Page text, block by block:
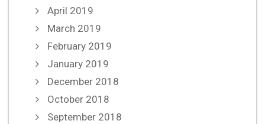
April 2019
March 2019
February 2019
January 2019
December 2018
October 2018
September 2018